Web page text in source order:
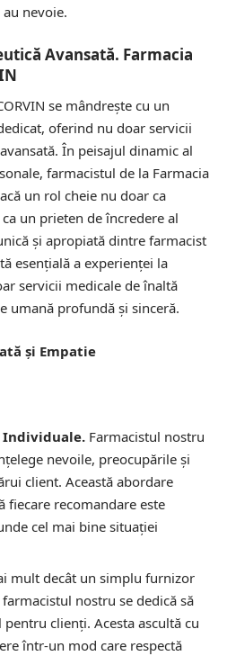
nevoie.
Avansată. Farmacia
se mândrește cu un
oferind nu doar servicii
În peisajul dinamic al
farmacistul de la Farmacia
un rol cheie nu doar ca
un prieten de încredere al
și apropiată dintre farmacist
esențială a experienței la
servicii medicale de înaltă
umană profundă și sinceră.
și Empatie
Farmacistul nostru
nevoile, preocupările și
client. Această abordare
fiecare recomandare este
cel mai bine situației
mult decât un simplu furnizor
nostru se dedică să
clienți. Acesta ascultă cu
într-un mod care respectă